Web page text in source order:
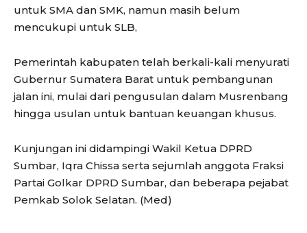
untuk SMA dan SMK, namun masih belum
mencukupi untuk SLB,
Pemerintah kabupaten telah berkali-kali menyurati
Gubernur Sumatera Barat untuk pembangunan
jalan ini, mulai dari pengusulan dalam Musrenbang
hingga usulan untuk bantuan keuangan khusus.
Kunjungan ini didampingi Wakil Ketua DPRD
Sumbar, Iqra Chissa serta sejumlah anggota Fraksi
Partai Golkar DPRD Sumbar, dan beberapa pejabat
Pemkab Solok Selatan. (Med)